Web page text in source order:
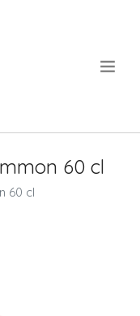
60 cl
60 cl